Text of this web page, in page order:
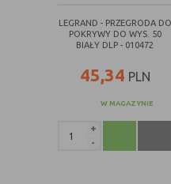
serwisu
w
Bezpieczeństwo
i niezawodność
Uwierzytelnianie
czemu
LEGRAND - PRZEGRODA DO
POKRYWY DO WYS. 50
BIAŁY DLP - 010472
45,34 PLN
W MAGAZYNIE
-
+